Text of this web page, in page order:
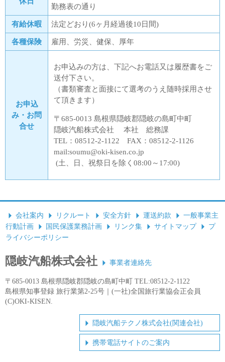
勤務表の通り
有給休暇 法定どおり(6ヶ月経過後10日間)
各種保険 雇用、労災、健保、厚年
お申込
み・お問
合せ
お申込みの方は、下記へお電話又は履歴書をご
送付下さい。
（書類審査と面接にて選考のうえ随時採用させ
て頂きます）
〒685-0013 島根県隠岐郡隠岐の島町中町
隠岐汽船株式会社 本社 総務課
TEL：08512-2-1122 FAX：08512-2-1126
mail:soumu@oki-kisen.co.jp
(土、日、祝祭日を除く08:00～17:00)
会社案内 リクルート 安全方針 運送約款
一般事業主
行動計画
国民保護業務計画 リンク集 サイトマップ
プ
ライバシーポリシー
隠岐汽船株式会社 事業者連絡先
〒685-0013 島根県隠岐郡隠岐の島町中町 TEL:08512-2-1122
島根県知事登録 旅行業第2-25号｜(一社)全国旅行業協会正会員
(C)OKI-KISEN.
隠岐汽船テクノ株式会社(関連会社)
携帯電話サイトのご案内